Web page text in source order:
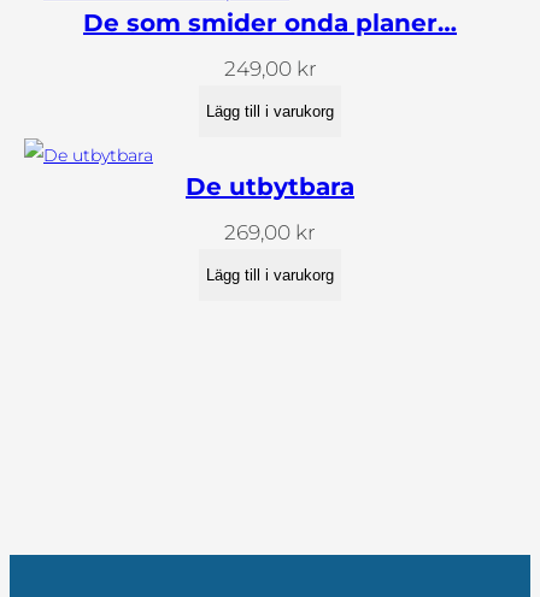
De som smider onda planer…
249,00 kr
Lägg till i varukorg
De utbytbara
269,00 kr
Lägg till i varukorg